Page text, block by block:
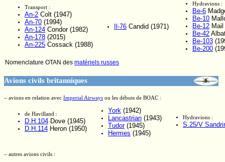
Transport :
An-2 Colt (1947)
An-70 (1994)
An-124 Condor (1982)
An-178 (2015)
An-225 Cossack (1988)
Il-76 Candid (1971)
Hydravions :
Be-6
Be-10
Be-12 Mail
Be-42
Be-103
Be-200
Nomenclature OTAN des matériels russes
Avions civils britanniques
– avions en relation avec Imperial Airways ou les débuts de BOAC :
de Havilland :
D.H.104 Dove (1945)
D.H.114 Heron (1950)
York (1942)
Lancastrian (1943)
Tudor(1945)
Hermes (1945)
Hydravions :
S.25/V
– autres avions civils :